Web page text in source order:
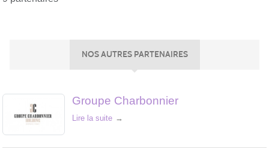
NOS AUTRES PARTENAIRES
Groupe Charbonnier
Lire la suite